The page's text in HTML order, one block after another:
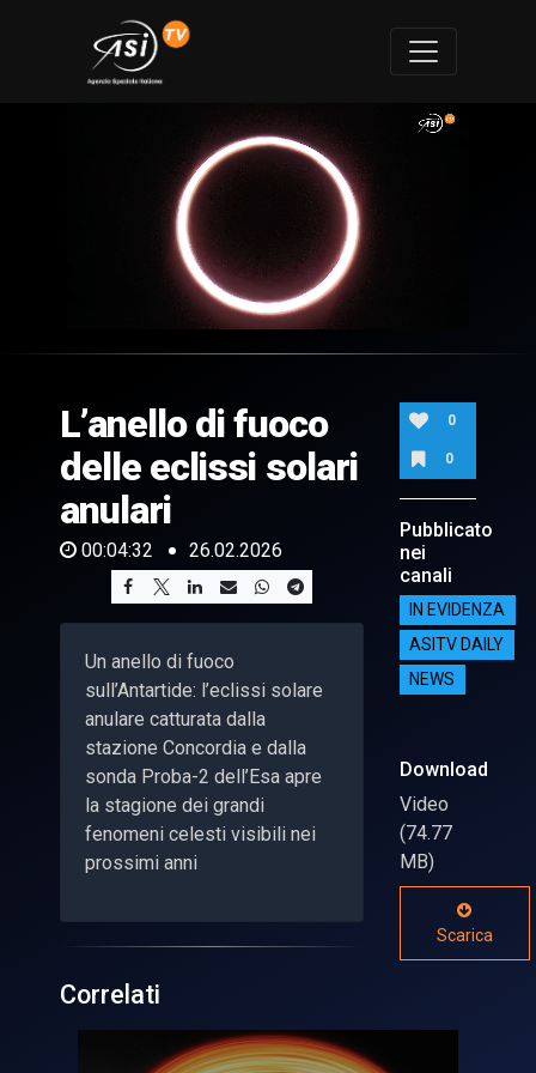
of
32
seconds
L’anello di fuoco
delle eclissi solari
anulari
00:04:32 26.02.2026
Un anello di fuoco
sull’Antartide: l’eclissi solare
anulare catturata dalla
stazione Concordia e dalla
sonda Proba-2 dell’Esa apre
la stagione dei grandi
fenomeni celesti visibili nei
prossimi anni
0
0
Pubblicato
nei
canali
IN EVIDENZA
ASITV DAILY
NEWS
Download
Video
(74.77
MB)
Scarica
Correlati